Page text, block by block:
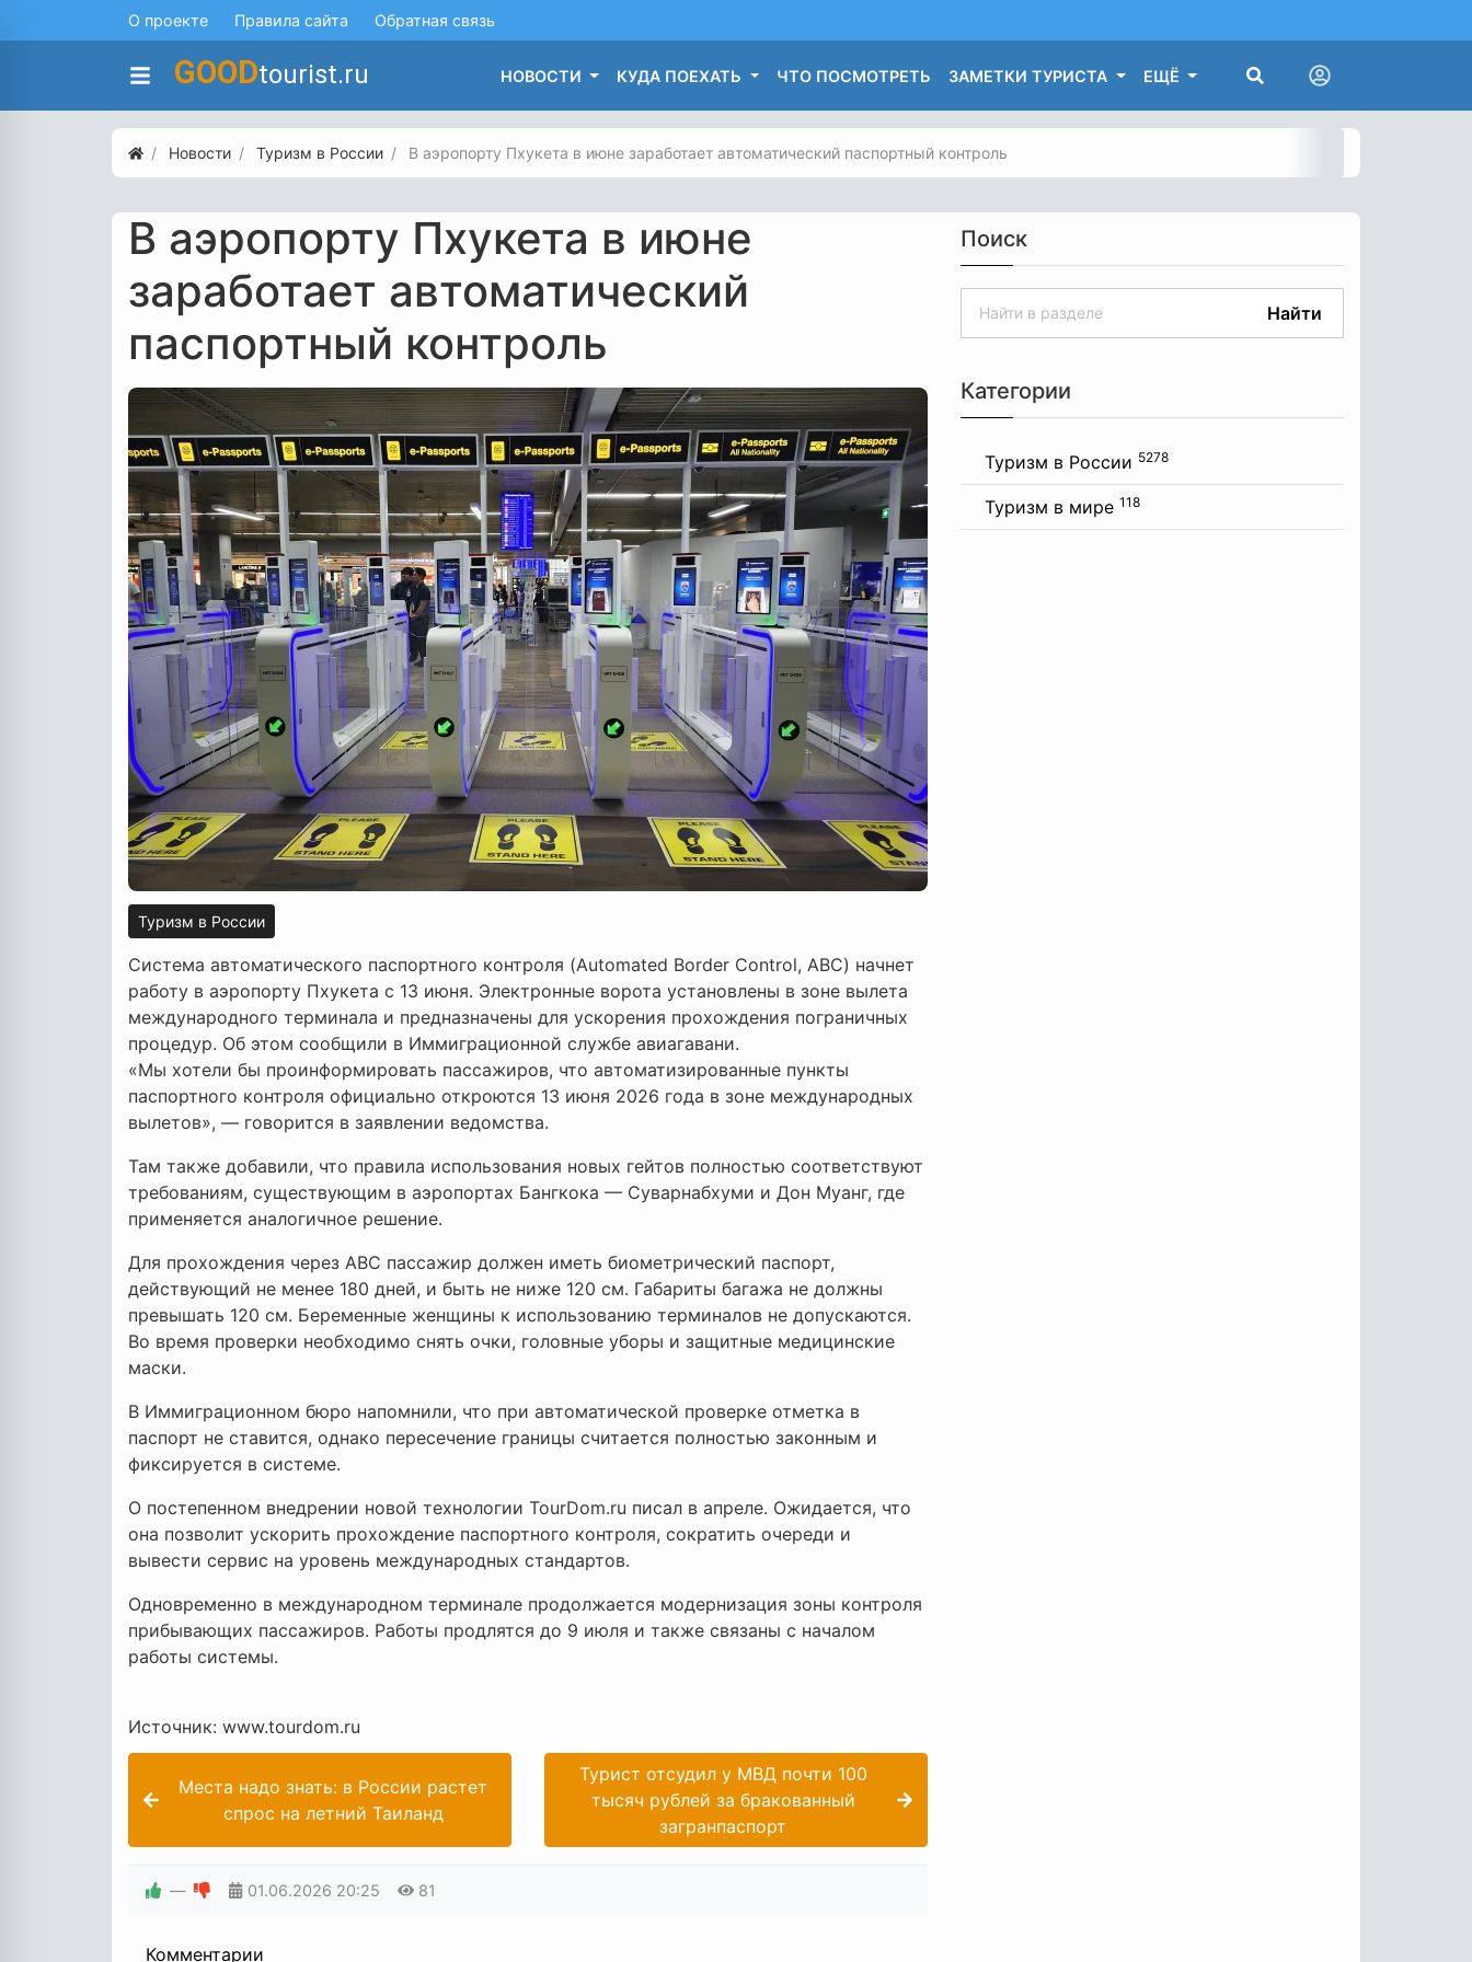
О проекте Правила сайта Обратная связь
GOODtourist.ru НОВОСТИ КУДА ПОЕХАТЬ ЧТО ПОСМОТРЕТЬ ЗАМЕТКИ ТУРИСТА ЕЩЁ
Новости Туризм в России В аэропорту Пхукета в июне заработает автоматический паспортный контроль
В аэропорту Пхукета в июне
заработает автоматический
паспортный контроль
Туризм в России
Система автоматического паспортного контроля (Automated Border Control, ABC) начнет
работу в аэропорту Пхукета с 13 июня. Электронные ворота установлены в зоне вылета
международного терминала и предназначены для ускорения прохождения пограничных
процедур. Об этом сообщили в Иммиграционной службе авиагавани.
«Мы хотели бы проинформировать пассажиров, что автоматизированные пункты
паспортного контроля официально откроются 13 июня 2026 года в зоне международных
вылетов», — говорится в заявлении ведомства.
Там также добавили, что правила использования новых гейтов полностью соответствуют
требованиям, существующим в аэропортах Бангкока — Суварнабхуми и Дон Муанг, где
применяется аналогичное решение.
Для прохождения через ABC пассажир должен иметь биометрический паспорт,
действующий не менее 180 дней, и быть не ниже 120 см. Габариты багажа не должны
превышать 120 см. Беременные женщины к использованию терминалов не допускаются.
Во время проверки необходимо снять очки, головные уборы и защитные медицинские
маски.
В Иммиграционном бюро напомнили, что при автоматической проверке отметка в
паспорт не ставится, однако пересечение границы считается полностью законным и
фиксируется в системе.
О постепенном внедрении новой технологии TourDom.ru писал в апреле. Ожидается, что
она позволит ускорить прохождение паспортного контроля, сократить очереди и
вывести сервис на уровень международных стандартов.
Одновременно в международном терминале продолжается модернизация зоны контроля
прибывающих пассажиров. Работы продлятся до 9 июля и также связаны с началом
работы системы.
Источник: www.tourdom.ru
Места надо знать: в России растет
спрос на летний Таиланд
Турист отсудил у МВД почти 100
тысяч рублей за бракованный
загранпаспорт
— 01.06.2026 20:25 81
Комментарии
Поиск
Найти
Категории
Туризм в России 5278
Туризм в мире 118